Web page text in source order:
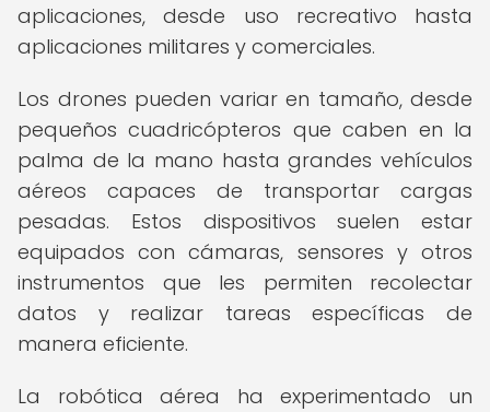
aplicaciones, desde uso recreativo hasta
aplicaciones militares y comerciales.
Los drones pueden variar en tamaño, desde
pequeños cuadricópteros que caben en la
palma de la mano hasta grandes vehículos
aéreos capaces de transportar cargas
pesadas. Estos dispositivos suelen estar
equipados con cámaras, sensores y otros
instrumentos que les permiten recolectar
datos y realizar tareas específicas de
manera eficiente.
La robótica aérea ha experimentado un